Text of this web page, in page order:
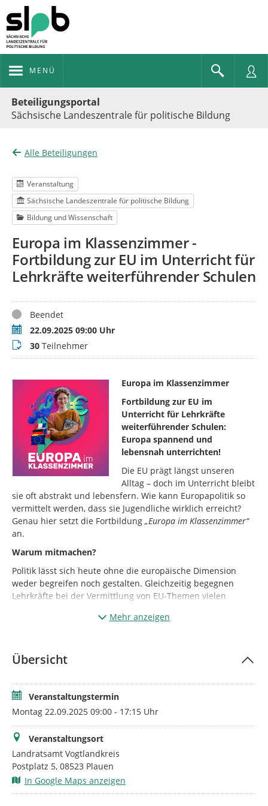
MENÜ
Beteiligungsportal
Sächsische Landeszentrale für politische Bildung
Alle Beteiligungen
Veranstaltung
Sächsische Landeszentrale für politische Bildung
Bildung und Wissenschaft
Europa im Klassenzimmer -
Fortbildung zur EU im Unterricht für
Lehrkräfte weiterführender Schulen
StatusBeendet
Termin22.09.2025 09:00 Uhr
Teilnehmer
30 Teilnehmer
Europa im Klassenzimmer
Fortbildung zur EU im
Unterricht für Lehrkräfte
weiterführender Schulen:
Europa spannend und
lebensnah unterrichten!
Die EU prägt längst unseren
Alltag – doch im Unterricht bleibt
sie oft abstrakt und lebensfern. Wie kann Europapolitik so
vermittelt werden, dass sie Jugendliche wirklich erreicht?
Genau hier setzt die Fortbildung „Europa im Klassenzimmer“
an.
Warum mitmachen?
Politik lässt sich heute ohne die europäische Dimension
weder begreifen noch gestalten. Gleichzeitig begegnen
Lehrkräfte bei der Vermittlung von EU-Themen vielen
zur gefühlten Lebensweltferne. Unsere Fortbildung gibt
Genau hier kommt die Fortbildung „Europa im
modularen Ansatz stärken wir Ihre Kompetenzen für eine
moderne, zielgruppengerechte und fundierte politische
Europabildung – fachlich, methodisch und didaktisch.
Die Fortbildung richtet sich gezielt an Lehrkräfte der
Sekundarstufe (Gymnasium, Oberschule, Berufsschule) in
Sachsenund bietet konkrete Impulse und erprobte
Methoden, um Europabildung lebendig und schülernah zu
gestalten.
Mehr anzeigen
Übersicht
Veranstaltungstermin
Montag 22.09.2025 09:00 - 17:15 Uhr
Veranstaltungsort
Landratsamt Vogtlandkreis
Postplatz 5, 08523 Plauen
In Google Maps anzeigen